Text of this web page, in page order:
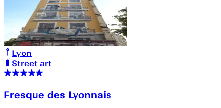
Lyon
Street art
Fresque des Lyonnais